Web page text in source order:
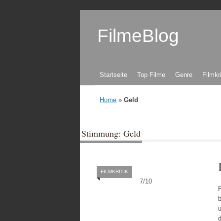
FilmeBlog
Zum Inhalt springen
Startseite Top Filme Genre
Home » Geld
Stimmung: Geld
7/10
FILMKRITIK